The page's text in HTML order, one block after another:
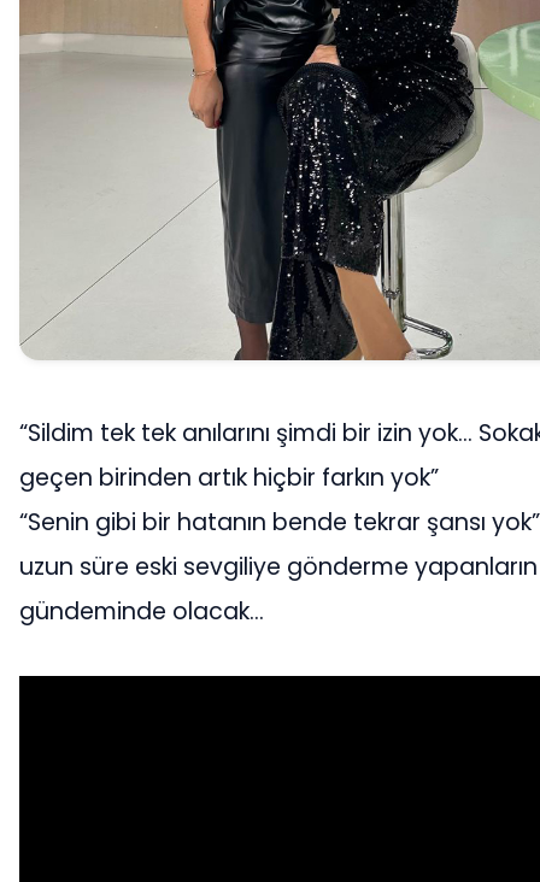
“Sildim tek tek anılarını şimdi bir izin yok…
geçen birinden artık hiçbir farkın yok”
“Senin gibi bir hatanın bende tekrar şansı
uzun süre eski sevgiliye gönderme yapanların
gündeminde olacak…